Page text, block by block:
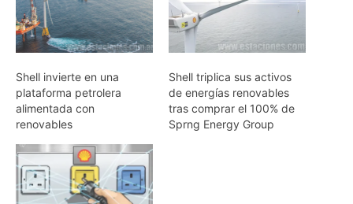
Shell invierte en una
plataforma petrolera
alimentada con
renovables
Shell triplica sus activos
de energías renovables
tras comprar el 100% de
Sprng Energy Group